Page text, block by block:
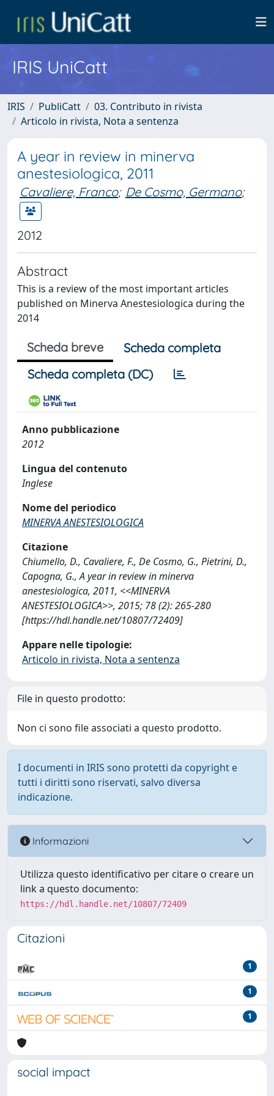
IRIS UniCatt
IRIS PubliCatt
03. Contributo in rivista
Articolo in rivista, Nota a sentenza
A year in review in minerva
anestesiologica, 2011
Cavaliere, Franco; De Cosmo, Germano;
2012
Abstract
This is a review of the most important articles
published on Minerva Anestesiologica during the
2014
Scheda breve
Scheda completa
Scheda completa (DC)
Anno pubblicazione
2012
Lingua del contenuto
Inglese
Nome del periodico
MINERVA ANESTESIOLOGICA
Citazione
Chiumello, D., Cavaliere, F., De Cosmo, G., Pietrini, D.,
Capogna, G., A year in review in minerva
anestesiologica, 2011, <<MINERVA
ANESTESIOLOGICA>>, 2015; 78 (2): 265-280
[https://hdl.handle.net/10807/72409]
Appare nelle tipologie:
Articolo in rivista, Nota a sentenza
File in questo prodotto:
Non ci sono file associati a questo prodotto.
I documenti in IRIS sono protetti da copyright e
tutti i diritti sono riservati, salvo diversa
indicazione.
Informazioni
Utilizza questo identificativo per citare o creare un
link a questo documento:
https://hdl.handle.net/10807/72409
Citazioni
1
1
1
social impact